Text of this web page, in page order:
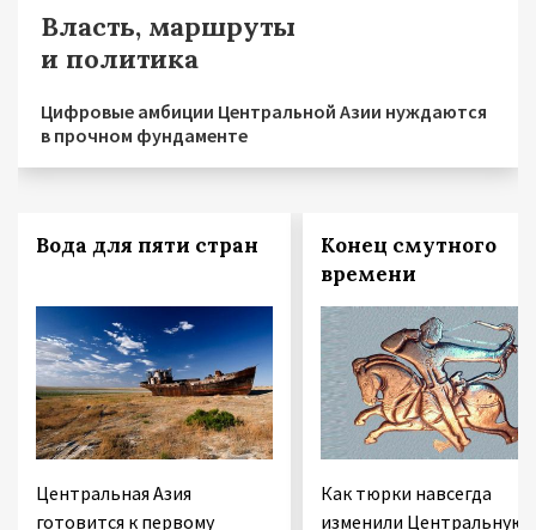
Власть, маршруты
и политика
Цифровые амбиции Центральной Азии нуждаются
в прочном фундаменте
Вода для пяти стран
Центральная Азия
готовится к первому
Конец смутного
времени
Как тюрки навсегда
изменили Центральную